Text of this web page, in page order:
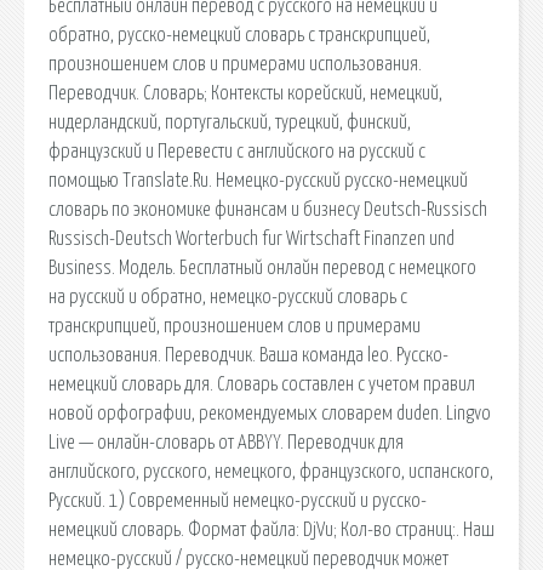
Бесплатный онлайн перевод с русского на немецкий и
обратно, русско-немецкий словарь с транскрипцией,
произношением слов и примерами использования.
Переводчик. Словарь; Контексты корейский, немецкий,
нидерландский, португальский, турецкий, финский,
французский и Перевести с английского на русский с
помощью Translate.Ru. Немецко-русский русско-немецкий
словарь по экономике финансам и бизнесу Deutsch-Russisch
Russisch-Deutsch Worterbuch fur Wirtschaft Finanzen und
Business. Модель. Бесплатный онлайн перевод с немецкого
на русский и обратно, немецко-русский словарь с
транскрипцией, произношением слов и примерами
использования. Переводчик. Ваша команда leo. Русско-
немецкий словарь для. Словарь составлен с учетом правил
новой орфографии, рекомендуемых словарем duden. Lingvo
Live — онлайн-словарь от ABBYY. Переводчик для
английского, русского, немецкого, французского, испанского,
Русский. 1) Современный немецко-русский и русско-
немецкий словарь. Формат файла: DjVu; Кол-во страниц:. Наш
немецко-русский / русско-немецкий переводчик может